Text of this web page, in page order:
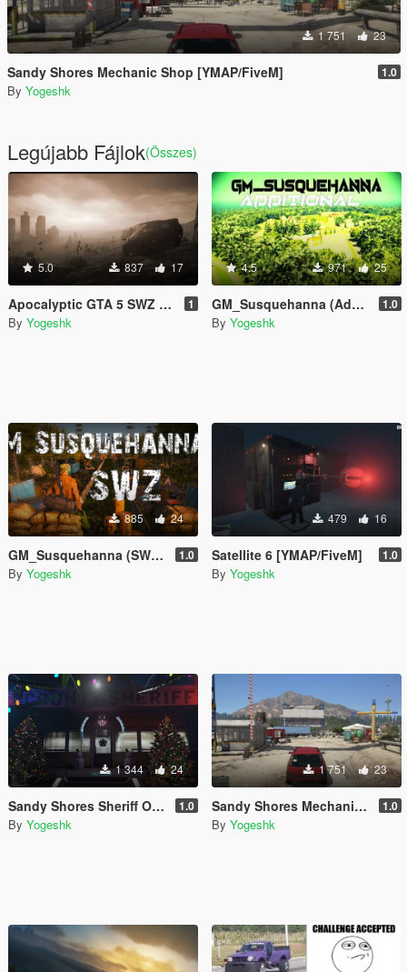
1 751 23
Sandy Shores Mechanic Shop [YMAP/FiveM] 1.0
By Yogeshk
Legújabb Fájlok(Összes)
5.0 837 17
Apocalyptic GTA 5 SWZ Maps Last Version 2024 - Unfinsihed 1
By Yogeshk
4.5 971 25
GM_Susquehanna (Additional Version) - Add On 1.0
By Yogeshk
885 24
GM_Susquehanna (SWZ version) - Add On 1.0
By Yogeshk
479 16
Satellite 6 [YMAP/FiveM] 1.0
By Yogeshk
1 344 24
Sandy Shores Sheriff Office Christmas and New Year Decoration 1.0
By Yogeshk
1 751 23
Sandy Shores Mechanic Shop [YMAP/FiveM] 1.0
By Yogeshk